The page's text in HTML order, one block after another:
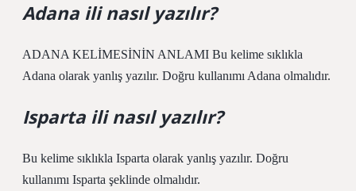
Adana ili nasıl yazılır?
ADANA KELİMESİNİN ANLAMI Bu kelime sıklıkla
Adana olarak yanlış yazılır. Doğru kullanımı Adana olmalıdır.
Isparta ili nasıl yazılır?
Bu kelime sıklıkla Isparta olarak yanlış yazılır. Doğru
kullanımı Isparta şeklinde olmalıdır.